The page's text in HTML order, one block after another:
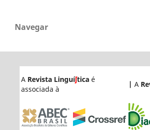
Navegar
A Revista Linguíʃticaé
associada à
| A